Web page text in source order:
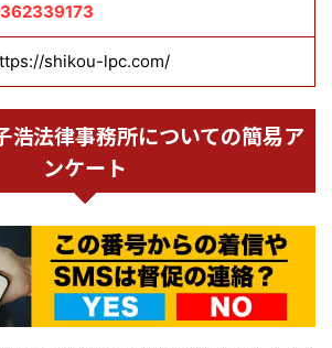
shikou-lpc.com/
浩法律事務所についての簡易ア
ンケート